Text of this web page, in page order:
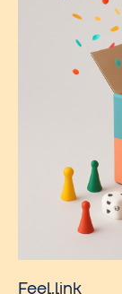
Feel.link